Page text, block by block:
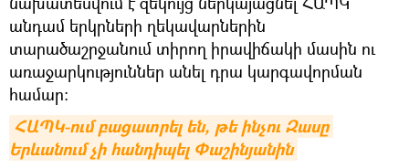
անդամ երկրների ղեկավարներին
տարածաշրջանում տիրող իրավիճակի մասին ու
առաջարկություններ անել դրա կարգավորման
համար։
ՀԱՊԿ-ում բացատրել են, թե ինչու Զասը
Երևանում չի հանդիպել Փաշինյանին